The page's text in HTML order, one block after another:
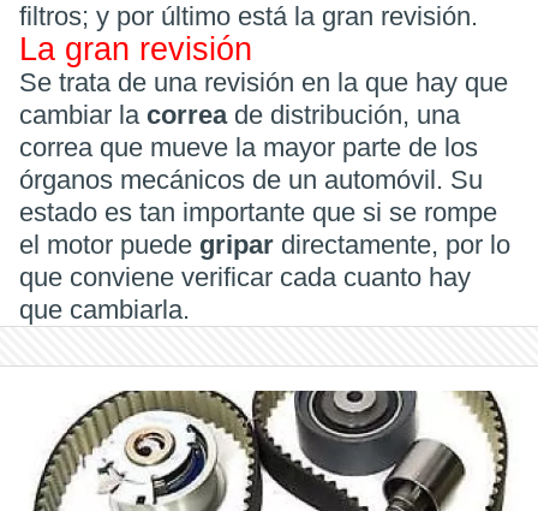
filtros; y por último está la gran revisión.
La gran revisión
Se trata de una revisión en la que hay que
cambiar la correa de distribución, una
correa que mueve la mayor parte de los
órganos mecánicos de un automóvil. Su
estado es tan importante que si se rompe
el motor puede gripar directamente, por lo
que conviene verificar cada cuanto hay
que cambiarla.